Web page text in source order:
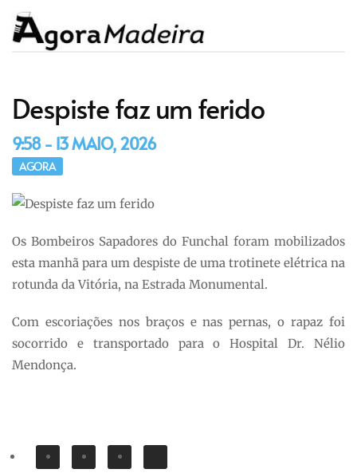
Despiste faz um ferido
9:58 - 13 MAIO, 2026
AGORA
Os Bombeiros Sapadores do Funchal foram mobilizados
esta manhã para um despiste de uma trotinete elétrica na
rotunda da Vitória, na Estrada Monumental.
Com escoriações nos braços e nas pernas, o rapaz foi
socorrido e transportado para o Hospital Dr. Nélio
Mendonça.